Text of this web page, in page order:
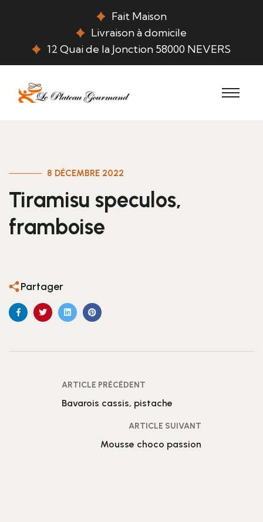
Fait Maison
Livraison à domicile
12 Quai de la Jonction 58000 NEVERS
8 DÉCEMBRE 2022
Tiramisu speculos,
framboise
Partager
ARTICLE PRÉCÉDENT
Bavarois cassis, pistache
ARTICLE SUIVANT
Mousse choco passion